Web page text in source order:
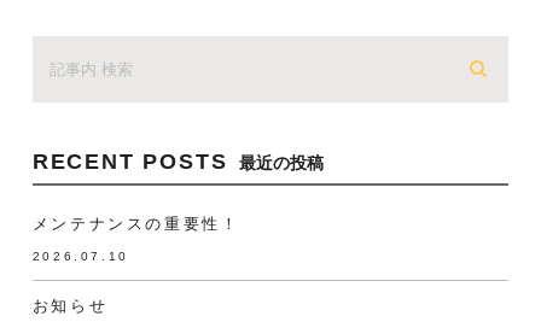
RECENT POSTS 最近の投稿
メンテナンスの重要性！
2026.07.10
お知らせ